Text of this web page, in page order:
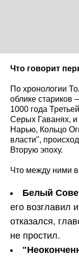
Что говорит
По хронологии
облике стариков
1000 года
Серых Гаванях, и
Нарью, Кольцо
власти",
Вторую эпоху.
Что между ними
Белый
его возглавил
отказался,
не простил.